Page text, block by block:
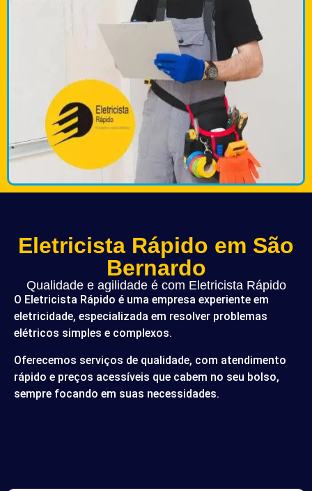
Eletricista Rápido em São
Bernardo
Qualidade e agilidade é com Eletricista Rápido
O Eletricista Rápido é uma empresa experiente em
eletricidade, especializada em resolver problemas
elétricos simples e complexos.
Oferecemos serviços de qualidade, com atendimento
rápido e preços acessíveis que cabem no seu bolso,
sempre focando em suas necessidades.